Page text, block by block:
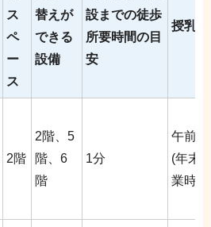
ス
ペ
ー
ス
替えが
できる
設備
設までの徒歩
所要時間の目
安
授乳
2階
2階、5
階、6
階
1分
午前
(年末
業時